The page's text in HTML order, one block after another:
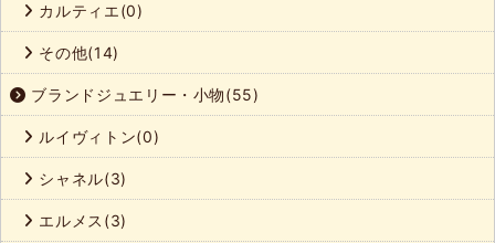
カルティエ(0)
その他(14)
ブランドジュエリー・小物(55)
ルイヴィトン(0)
シャネル(3)
エルメス(3)